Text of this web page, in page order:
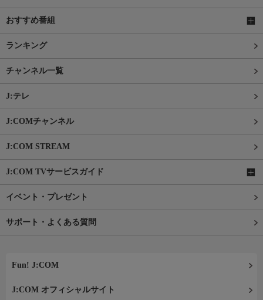
おすすめ番組
ランキング
チャンネル一覧
J:テレ
J:COMチャンネル
J:COM STREAM
J:COM TVサービスガイド
イベント・プレゼント
サポート・よくある質問
Fun! J:COM
J:COM オフィシャルサイト